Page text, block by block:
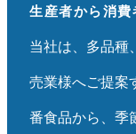
生産者から消費
当社は、多品種
売業様へご提案
番食品から、季